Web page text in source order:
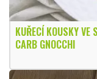
KUŘECÍ KOUSKY VE
CARB GNOCCHI